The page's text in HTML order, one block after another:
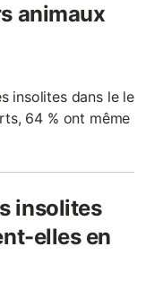
animaux
insolites dans le le
64 % ont même
insolites
elles en